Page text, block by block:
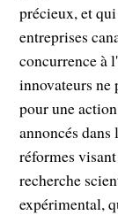
précieux, et
entreprises
concurrence à
innovateurs ne
pour une
annoncés
réformes
recherche
expérimental,